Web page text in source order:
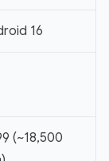
16
(~18,500